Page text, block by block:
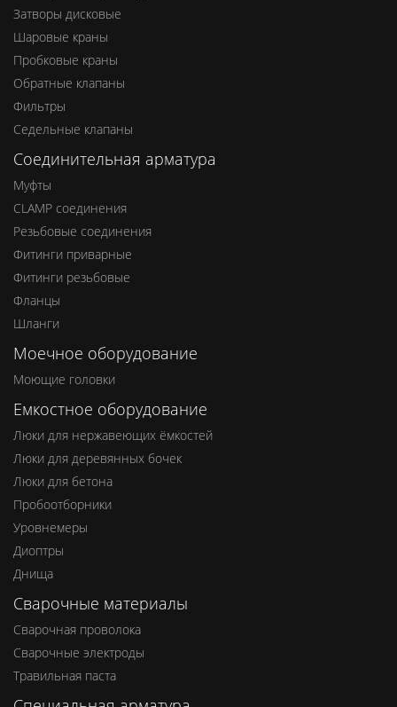
Затворы дисковые
Шаровые краны
Пробковые краны
Обратные клапаны
Фильтры
Седельные клапаны
Соединительная арматура
Муфты
CLAMP соединения
Резьбовые соединения
Фитинги приварные
Фитинги резьбовые
Фланцы
Шланги
Моечное оборудование
Моющие головки
Емкостное оборудование
Люки для нержавеющих ёмкостей
Люки для деревянных бочек
Люки для бетона
Пробоотборники
Уровнемеры
Диоптры
Днища
Сварочные материалы
Сварочная проволока
Сварочные электроды
Травильная паста